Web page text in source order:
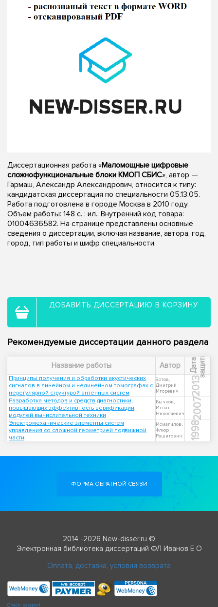
Диссертационная работа «Маломощные цифровые
сложнофункциональные блоки КМОП СБИС», автор —
Гармаш, Александр Александрович, относится к типу:
кандидатская диссертация по специальности 05.13.05.
Работа подготовлена в городе Москва в 2010 году.
Объем работы: 148 с. : ил.. Внутренний код товара:
01004636582. На странице представлены основные
сведения о диссертации, включая название, автора, год,
город, тип работы и шифр специальности.
ДОБАВИТЬ ДИССЕРТАЦИЮ В КОРЗИНУ
Рекомендуемые диссертации данного раздела
Название работы Автор Д
а
т
а
з
а
щ
и
т ы
Принципы получения и обработки акустических
сигналов в линейном и нелинейном томографах с
нерегулярной структурой антенных систем
Зотов,
Дмитрий
Игоревич
2013
Разработка методов и средств диагностики,
повышающих эффективность верификации
модулей вычислительной техники
Бычков,
Игнат
Николаевич
2007
Электромеханические элементы систем
управления со сложной геометрией подвижной
части
Исмагилов,
Флюр
Рашитович
1998
ФОРМА ОБРАТНОЙ СВЯЗИ
2014 -2026 New-disser.ru ©
Электронная библиотека диссертаций ФЛ Иванов Е О
Оплата, доставка, условия возврата
Check passport